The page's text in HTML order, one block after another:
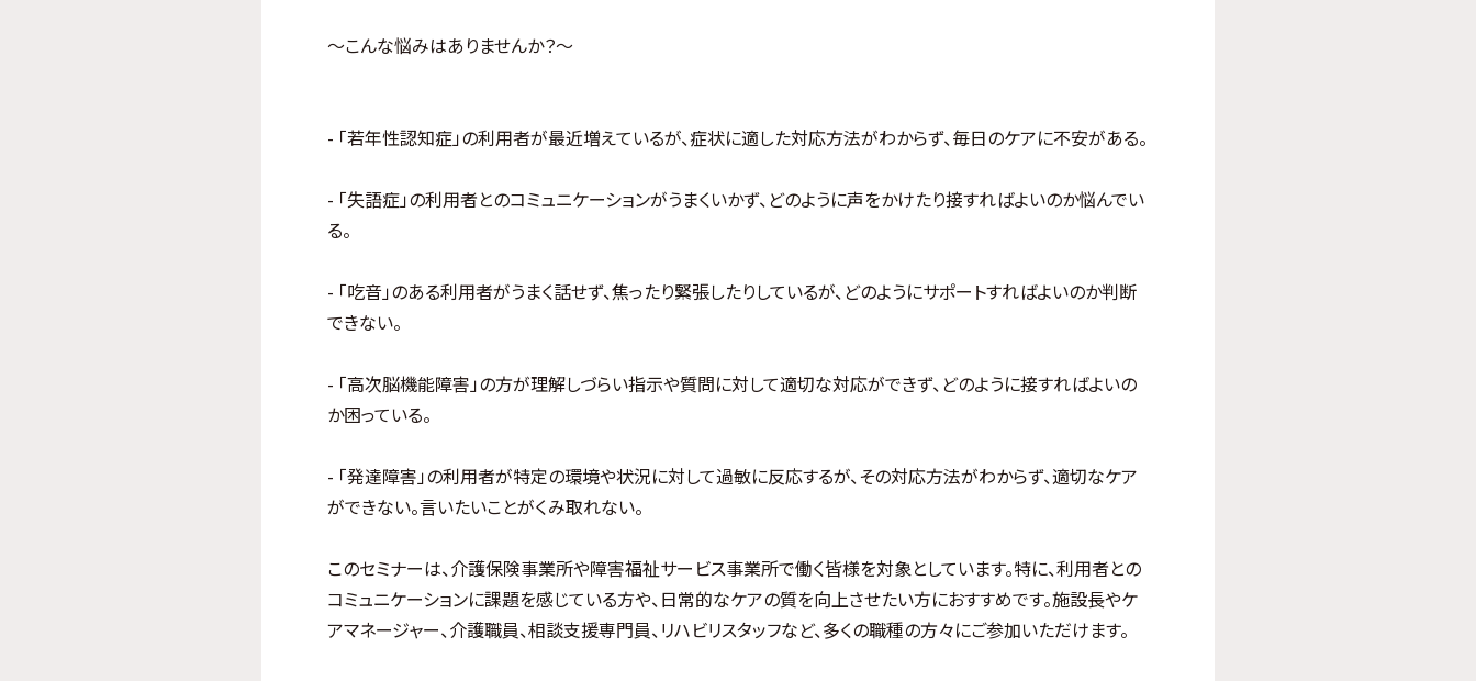
～こんな悩みはありませんか？～
- 「若年性認知症」の利用者が最近増えているが、症状に適した対応方法がわからず、毎日のケアに不安がある。
- 「失語症」の利用者とのコミュニケーションがうまくいかず、どのように声をかけたり接すればよいのか悩んでい
る。
- 「吃音」のある利用者がうまく話せず、焦ったり緊張したりしているが、どのようにサポートすればよいのか判断
できない。
- 「高次脳機能障害」の方が理解しづらい指示や質問に対して適切な対応ができず、どのように接すればよいの
か困っている。
- 「発達障害」の利用者が特定の環境や状況に対して過敏に反応するが、その対応方法がわからず、適切なケア
ができない。言いたいことがくみ取れない。
このセミナーは、介護保険事業所や障害福祉サービス事業所で働く皆様を対象としています。特に、利用者との
コミュニケーションに課題を感じている方や、日常的なケアの質を向上させたい方におすすめです。施設長やケ
アマネージャー、介護職員、相談支援専門員、リハビリスタッフなど、多くの職種の方々にご参加いただけます。